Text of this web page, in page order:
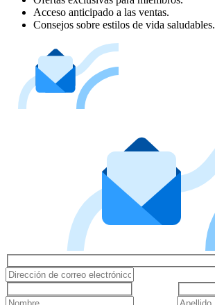
Acceso anticipado a las ventas.
Consejos sobre estilos de vida saludables.